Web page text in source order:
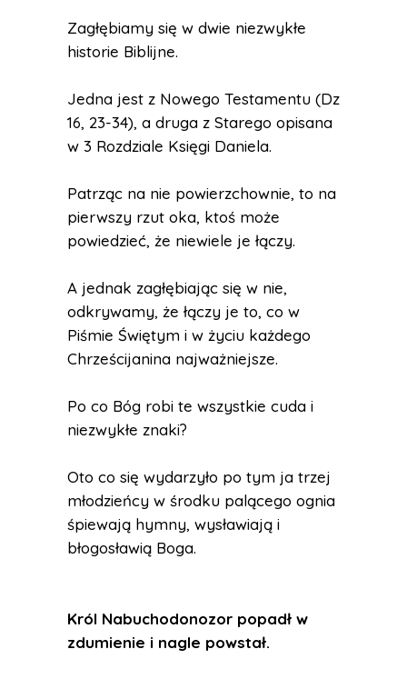
Zagłębiamy się w dwie niezwykłe
historie Biblijne.
Jedna jest z Nowego Testamentu (Dz
16, 23-34), a druga z Starego opisana
w 3 Rozdziale Księgi Daniela.
Patrząc na nie powierzchownie, to na
pierwszy rzut oka, ktoś może
powiedzieć, że niewiele je łączy.
A jednak zagłębiając się w nie,
odkrywamy, że łączy je to, co w
Piśmie Świętym i w życiu każdego
Chrześcijanina najważniejsze.
Po co Bóg robi te wszystkie cuda i
niezwykłe znaki?
Oto co się wydarzyło po tym ja trzej
młodzieńcy w środku palącego ognia
śpiewają hymny, wysławiają i
błogosławią Boga.
Król Nabuchodonozor popadł w
zdumienie i nagle powstał.